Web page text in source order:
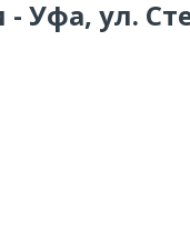
- Уфа, ул.